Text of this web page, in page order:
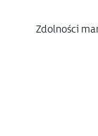
Zdolności